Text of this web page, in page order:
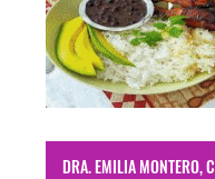
DRA. EMILIA MONTERO,